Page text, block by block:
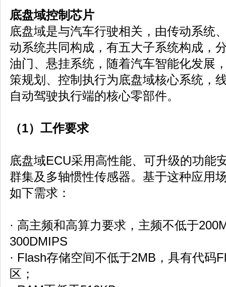
底盘域控制芯片
底盘域是与汽车行驶相关，由传动系统
动系统共同构成，有五大子系统构成，
油门、悬挂系统，随着汽车智能化发展
策规划、控制执行为底盘域核心系统，
自动驾驶执行端的核心零部件。
（1）工作要求
底盘域ECU采用高性能、可升级的功能
群集及多轴惯性传感器。基于这种应用
如下需求：
· 高主频和高算力要求，主频不低于
300DMIPS
· Flash存储空间不低于2MB，具有代码
区；